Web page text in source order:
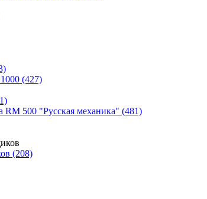
(427)
RM 500 "Русская механика" (481)
(208)